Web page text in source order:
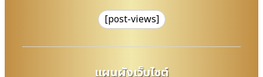
[post-views]
แผนผังเว็บไซต์